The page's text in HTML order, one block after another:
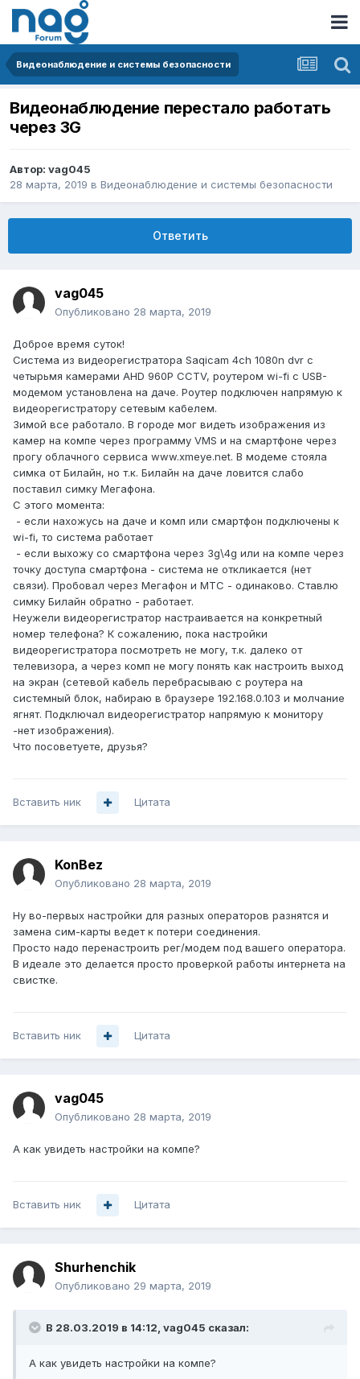
Видеонаблюдение и системы безопасности
Видеонаблюдение перестало работать
через 3G
Автор: vag045
28 марта, 2019 в Видеонаблюдение и системы безопасности
Ответить
vag045
Опубликовано 28 марта, 2019
Доброе время суток!
Система из видеорегистратора Saqicam 4ch 1080n dvr с
четырьмя камерами АHD 960P CCTV, роутером wi-fi с USB-
модемом установлена на даче. Роутер подключен напрямую к
видеорегистратору сетевым кабелем.
Зимой все работало. В городе мог видеть изображения из
камер на компе через программу VMS и на смартфоне через
прогу облачного сервиса www.xmeye.net. В модеме стояла
симка от Билайн, но т.к. Билайн на даче ловится слабо
поставил симку Мегафона.
С этого момента:
- если нахожусь на даче и комп или смартфон подключены к
wi-fi, то система работает
- если выхожу со смартфона через 3g\4g или на компе через
точку доступа смартфона - система не откликается (нет
связи). Пробовал через Мегафон и МТС - одинаково. Ставлю
симку Билайн обратно - работает.
Неужели видеорегистратор настраивается на конкретный
номер телефона? К сожалению, пока настройки
видеорегистратора посмотреть не могу, т.к. далеко от
телевизора, а через комп не могу понять как настроить выход
на экран (сетевой кабель перебрасываю с роутера на
системный блок, набираю в браузере 192.168.0.103 и молчание
ягнят. Подключал видеорегистратор напрямую к монитору
-нет изображения).
Что посоветуете, друзья?
Вставить ник Цитата
KonBez
Опубликовано 28 марта, 2019
Ну во-первых настройки для разных операторов разнятся и
замена сим-карты ведет к потери соединения.
Просто надо перенастроить рег/модем под вашего оператора.
В идеале это делается просто проверкой работы интернета на
свистке.
Вставить ник Цитата
vag045
Опубликовано 28 марта, 2019
А как увидеть настройки на компе?
Вставить ник Цитата
Shurhenchik
Опубликовано 29 марта, 2019
В 28.03.2019 в 14:12, vag045 сказал:
А как увидеть настройки на компе?